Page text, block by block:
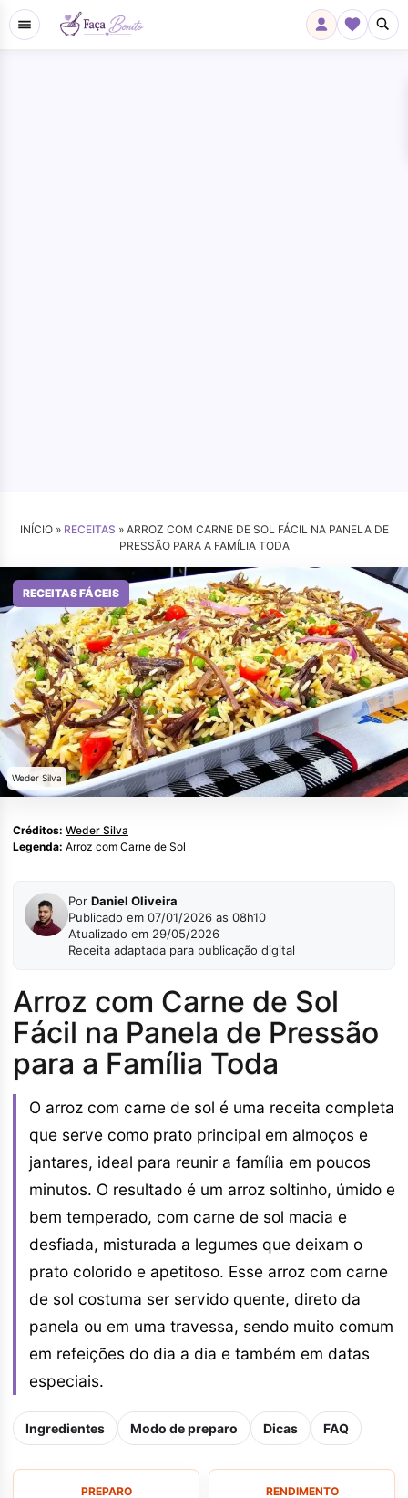
INÍCIO » RECEITAS » ARROZ COM CARNE DE SOL FÁCIL NA PANELA DE
PRESSÃO PARA A FAMÍLIA TODA
RECEITAS FÁCEIS
Weder Silva
Créditos: Weder Silva
Legenda: Arroz com Carne de Sol
Por Daniel Oliveira
Publicado em 07/01/2026 as 08h10
Atualizado em 29/05/2026
Receita adaptada para publicação digital
Arroz com Carne de Sol
Fácil na Panela de Pressão
para a Família Toda
O arroz com carne de sol é uma receita completa
que serve como prato principal em almoços e
jantares, ideal para reunir a família em poucos
minutos. O resultado é um arroz soltinho, úmido e
bem temperado, com carne de sol macia e
desfiada, misturada a legumes que deixam o
prato colorido e apetitoso. Esse arroz com carne
de sol costuma ser servido quente, direto da
panela ou em uma travessa, sendo muito comum
em refeições do dia a dia e também em datas
especiais.
Ingredientes Modo de preparo Dicas FAQ
PREPARO RENDIMENTO